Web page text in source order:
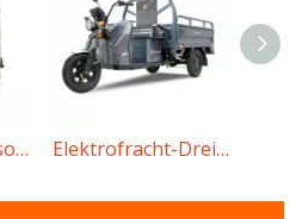
Elektrofracht-Dreirad C-Zj150 Elektrische Motorräder LMYG
Was sollten Käufer bei der Auswahl eines Elektroautos mit niedriger Geschwindigkeit beachten?